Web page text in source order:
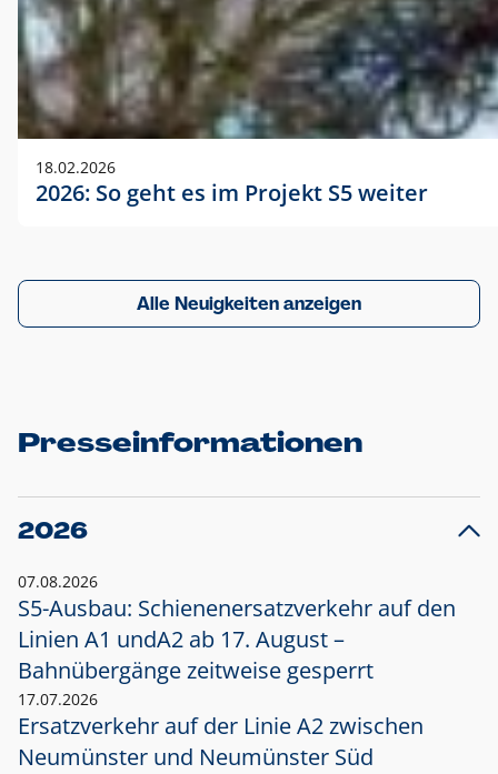
18.02.2026
2026: So geht es im Projekt S5 weiter
Alle Neuigkeiten anzeigen
Presseinformationen
2026
07.08.2026
S5-Ausbau: Schienenersatzverkehr auf den
Linien A1 undA2 ab 17. August –
Bahnübergänge zeitweise gesperrt
17.07.2026
Ersatzverkehr auf der Linie A2 zwischen
Neumünster und Neumünster Süd